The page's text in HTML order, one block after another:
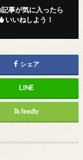
記事が気に入ったら
いいねしよう！
シェア
feedly